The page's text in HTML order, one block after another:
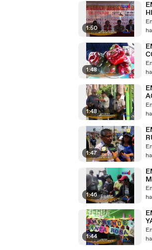
1:50
1:48
1:48
1:47
1:46
1:44